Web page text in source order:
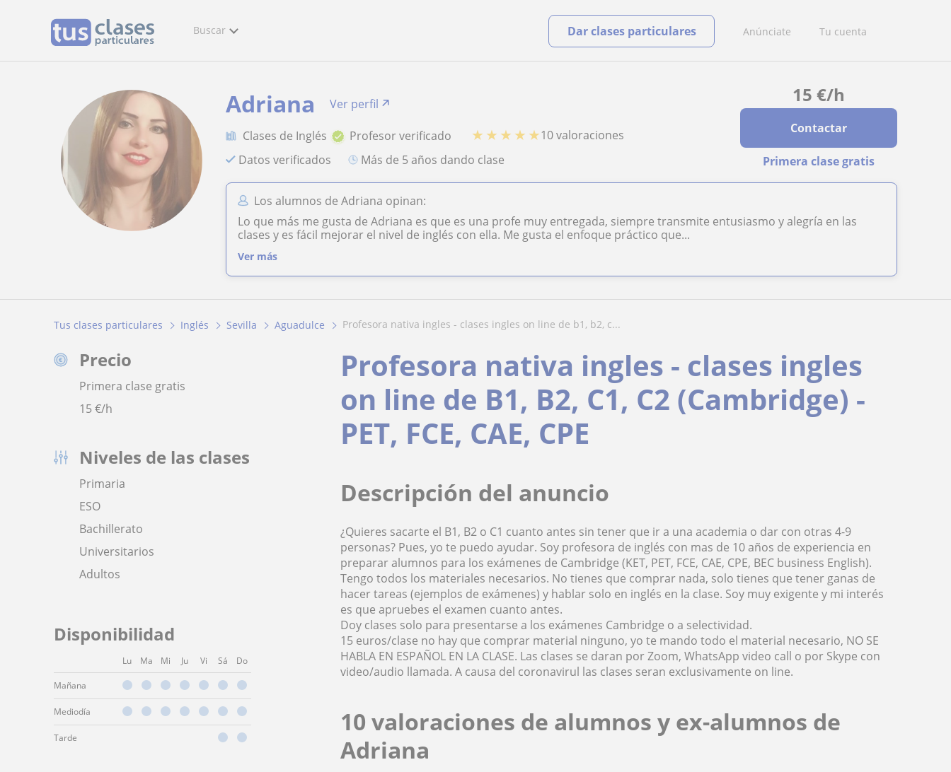
Buscar Anúnciate Tu cuenta
Dar clases particulares
15 €/h
Contactar
Primera clase gratis
Adriana Ver perfil
Clases de Inglés Profesor verificado ★ ★ ★ ★ ★10 valoraciones
Datos verificados
más de 5 años dando clase
Los alumnos de Adriana opinan:
Lo que más me gusta de Adriana es que es una profe muy entregada, siempre transmite entusiasmo y alegría en las
clases y es fácil mejorar el nivel de inglés con ella. Me gusta el enfoque práctico que...
Ver más
Tus clases particulares Inglés Sevilla Aguadulce profesora nativa ingles - clases ingles on line de b1, b2, c...
Precio
Primera clase gratis
15€/h
Niveles de las clases
Primaria
ESO
Bachillerato
Universitarios
Adultos
Disponibilidad
Lu Ma Mi Ju Vi Sá Do
Mañana
Mediodía
Tarde
Profesora nativa ingles - clases ingles
on line de B1, B2, C1, C2 (Cambridge) -
PET, FCE, CAE, CPE
Descripción del anuncio
¿Quieres sacarte el B1, B2 o C1 cuanto antes sin tener que ir a una academia o dar con otras 4-9
personas? Pues, yo te puedo ayudar. Soy profesora de inglés con mas de 10 años de experiencia en
preparar alumnos para los exámenes de Cambridge (KET, PET, FCE, CAE, CPE, BEC business English).
Tengo todos los materiales necesarios. No tienes que comprar nada, solo tienes que tener ganas de
hacer tareas (ejemplos de exámenes) y hablar solo en inglés en la clase. Soy muy exigente y mi interés
es que apruebes el examen cuanto antes.
Doy clases solo para presentarse a los exámenes Cambridge o a selectividad.
15 euros/clase no hay que comprar material ninguno, yo te mando todo el material necesario, NO SE
HABLA EN ESPAÑOL EN LA CLASE. Las clases se daran por Zoom, WhatsApp video call o por Skype con
video/audio llamada. A causa del coronavirul las clases seran exclusivamente on line.
10 valoraciones de alumnos y ex-alumnos de
Adriana